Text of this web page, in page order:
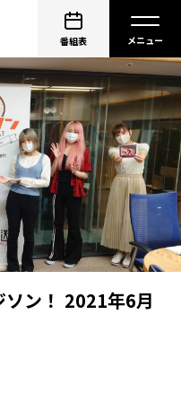
番組表
ン！ 2021年6月